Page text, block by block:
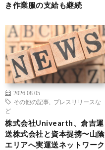
き作業服の支給も継続
2026.08.05
その他の記事
プレスリリースな
ど
株式会社Univearth、倉吉運
送株式会社と資本提携〜山陰
エリアへ実運送ネットワーク